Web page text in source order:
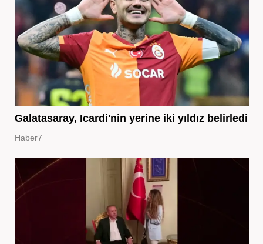
Galatasaray, Icardi'nin yerine iki yıldız belirledi
Haber7